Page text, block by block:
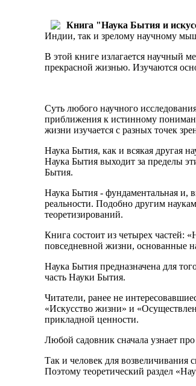
Книга "Наука Бытия и
Индии, так и зрелому научному
В этой книге излагается научный
прекрасной жизнью. Изучаются
Суть любого научного
приближения к истинному
жизни изучается с разных точек
Наука Бытия, как и всякая другая
Наука Бытия выходит за пределы
Бытия.
Наука Бытия - фундаментальная и,
реальности. Подобно другим
теоретизирований.
Книга состоит из четырех частей:
повседневной жизни, основанные
Наука Бытия предназначена для
часть Науки Бытия.
Читатели, ранее не
«Искусство жизни» и
прикладной ценности.
Любой садовник сначала узнает
Так и человек для возвеличивания
Поэтому теоретический раздел